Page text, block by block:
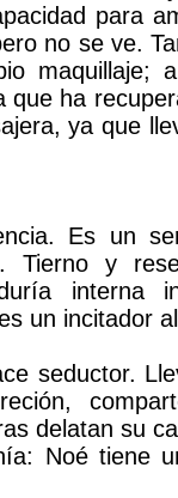
para
no se ve.
maquillaje;
que ha
ya que
Es un
Tierno y
interna
un incitador
seductor.
delatan su
Noé tiene